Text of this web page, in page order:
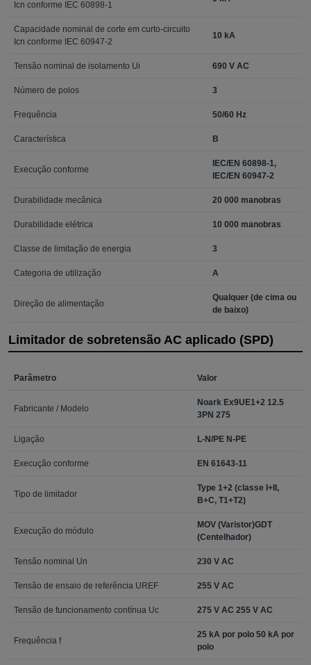
Icn conforme IEC 60898-1
Capacidade nominal de corte em curto-circuito
Icn conforme IEC 60947-2
10 kA
Tensão nominal de isolamento Ui 690 V AC
Número de polos 3
Frequência 50/60 Hz
Característica B
Execução conforme
IEC/EN 60898-1,
IEC/EN 60947-2
Durabilidade mecânica 20 000 manobras
Durabilidade elétrica 10 000 manobras
Classe de limitação de energia 3
Categoria de utilização A
Direção de alimentação
Qualquer (de cima ou
de baixo)
Limitador de sobretensão AC aplicado (SPD)
Parâmetro Valor
Fabricante / Modelo
Noark Ex9UE1+2 12.5
3PN 275
Ligação L-N/PE N-PE
Execução conforme EN 61643-11
Tipo de limitador
Type 1+2 (classe I+II,
B+C, T1+T2)
Execução do módulo
MOV (Varistor)GDT
(Centelhador)
Tensão nominal Un 230 V AC
Tensão de ensaio de referência UREF 255 V AC
Tensão de funcionamento contínua Uc 275 V AC 255 V AC
Frequência f
25 kA por polo 50 kA por
polo